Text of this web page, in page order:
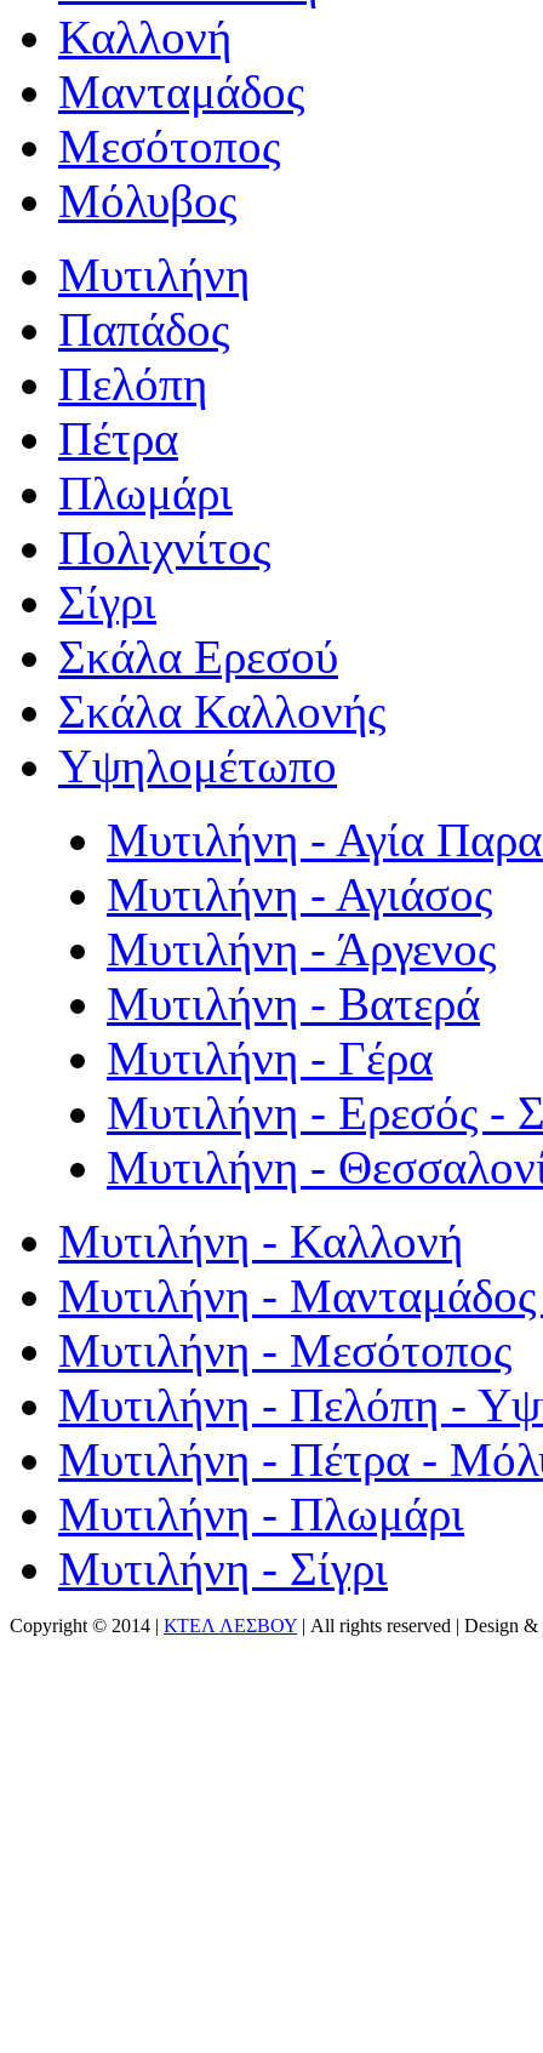
Καλλονή
Μανταμάδος
Μεσότοπος
Μόλυβος
Μυτιλήνη
Παπάδος
Πελόπη
Πέτρα
Πλωμάρι
Πολιχνίτος
Σίγρι
Σκάλα Ερεσού
Σκάλα Καλλονής
Υψηλομέτωπο
Μυτιλήνη - Αγία
Μυτιλήνη - Αγιάσος
Μυτιλήνη - Άργενος
Μυτιλήνη - Βατερά
Μυτιλήνη - Γέρα
Μυτιλήνη - Ερεσός -
Μυτιλήνη -
Μυτιλήνη - Καλλονή
Μυτιλήνη - Μανταμάδος
Μυτιλήνη - Μεσότοπος
Μυτιλήνη - Πελόπη -
Μυτιλήνη - Πέτρα -
Μυτιλήνη - Πλωμάρι
Μυτιλήνη - Σίγρι
Copyright © 2014 | ΚΤΕΛ ΛΕΣΒΟΥ | All rights reserved | Design &